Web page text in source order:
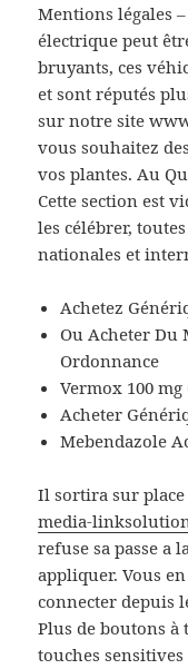
Mentions légales
électrique peut
bruyants, ces
et sont réputés
sur notre site
vous souhaitez
vos plantes. Au
Cette section est
les célébrer,
nationales et
Achetez
Ou Acheter Du
Ordonnance
Vermox 100
Acheter
Mebendazole
Il sortira sur
media-
refuse sa passe a
appliquer. Vous
connecter depuis
Plus de boutons à
touches sensitives